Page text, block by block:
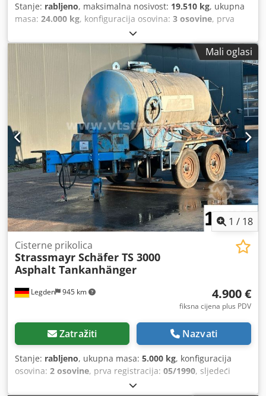
Stanje: rabljeno, maksimalna nosivost: 19.510 kg, ukupna
masa: 24.000 kg, konfiguracija osovina: 3 osovine, prva
, sljedeći pregled (TÜV):
Oprema:ABS,
Mali oglasi
1 / 18
Legden 945 km
Cisterne prikolica
Strassmayr Schäfer TS 3000
Asphalt Tankanhänger
4.900 €
fiksna cijena plus PDV
Zatražiti Nazvati
Stanje: rabljeno, ukupna masa: 5.000 kg, konfiguracija
osovina: 2 osovine, prva registracija: 05/1990, sljedeći